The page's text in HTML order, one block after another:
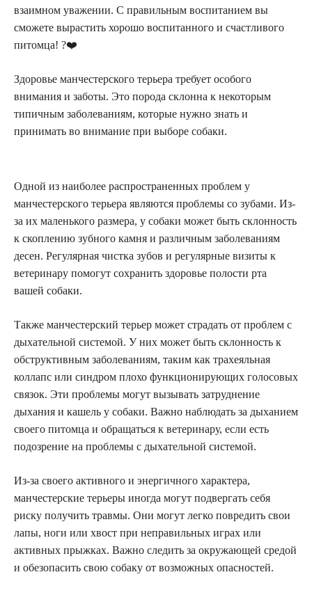
взаимном уважении. С правильным воспитанием вы
сможете вырастить хорошо воспитанного и счастливого
питомца! ?❤️
Здоровье манчестерского терьера требует особого
внимания и заботы. Это порода склонна к некоторым
типичным заболеваниям, которые нужно знать и
принимать во внимание при выборе собаки.
Одной из наиболее распространенных проблем у
манчестерского терьера являются проблемы со зубами. Из-
за их маленького размера, у собаки может быть склонность
к скоплению зубного камня и различным заболеваниям
десен. Регулярная чистка зубов и регулярные визиты к
ветеринару помогут сохранить здоровье полости рта
вашей собаки.
Также манчестерский терьер может страдать от проблем с
дыхательной системой. У них может быть склонность к
обструктивным заболеваниям, таким как трахеяльная
коллапс или синдром плохо функционирующих голосовых
связок. Эти проблемы могут вызывать затруднение
дыхания и кашель у собаки. Важно наблюдать за дыханием
своего питомца и обращаться к ветеринару, если есть
подозрение на проблемы с дыхательной системой.
Из-за своего активного и энергичного характера,
манчестерские терьеры иногда могут подвергать себя
риску получить травмы. Они могут легко повредить свои
лапы, ноги или хвост при неправильных играх или
активных прыжках. Важно следить за окружающей средой
и обезопасить свою собаку от возможных опасностей.